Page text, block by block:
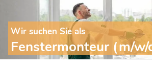
Wir suchen Sie als
Fenstermonteur (m/